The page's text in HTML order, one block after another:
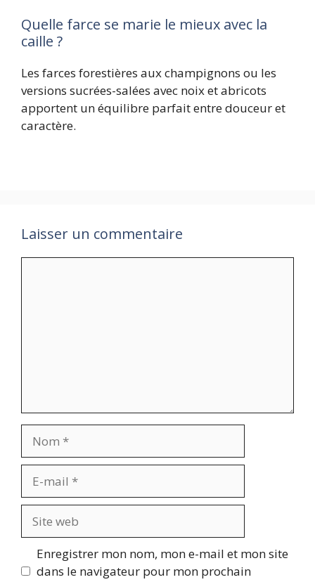
Quelle farce se marie le mieux avec la
caille ?
Les farces forestières aux champignons ou les
versions sucrées-salées avec noix et abricots
apportent un équilibre parfait entre douceur et
caractère.
Laisser un commentaire
mail
web
Enregistrer mon nom, mon e-mail et mon site
dans le navigateur pour mon prochain